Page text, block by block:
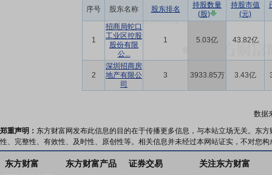
序号 股东名称 股东排名
持股数量
(股)
持股市值
(元)
1
招商局蛇口
工业区控股
股份有限
公...
1 5.03亿 43.82亿
2
深圳招商房
地产有限公
司
3 3933.85万 3.43亿
数据
郑重声明： 东方财富网发布此信息的目的在于传播更多信息，与本站立场无关。东
性、完整性、有效性、及时性、原创性等。相关信息并未经过本网站证实，不对您
东方财富 东方财富产品 证券交易 关注东方财富